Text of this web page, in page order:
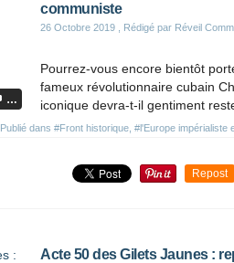
…
communiste
26 Octobre 2019 , Rédigé par Réveil
Publié dans #Front historique #l'Europe impérialiste
Pourrez-vous encore bientôt
fameux révolutionnaire cubain
iconique devra-t-il gentiment
Repost
Acte 50 des Gilets Jaunes :